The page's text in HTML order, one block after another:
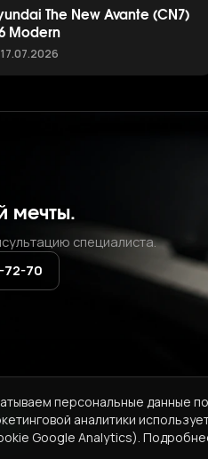
The New Avante (CN7)
Modern
17.07.2026
мечты.
специалиста.
72-70
+7 (937) 771-
персональные данные
аналитики
Google Analytics).